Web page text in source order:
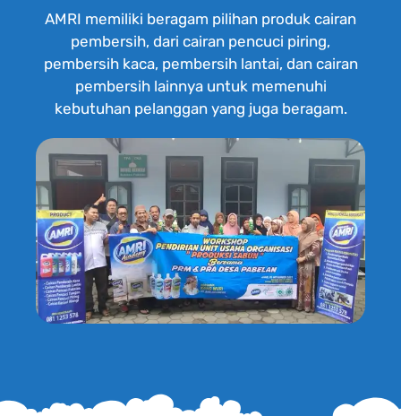
AMRI memiliki beragam pilihan produk cairan
pembersih, dari cairan pencuci piring,
pembersih kaca, pembersih lantai, dan cairan
pembersih lainnya untuk memenuhi
kebutuhan pelanggan yang juga beragam.